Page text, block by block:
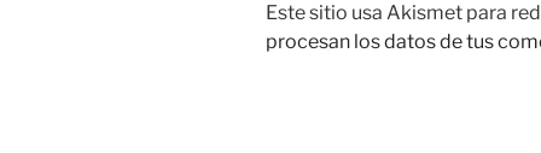
Este sitio usa Akismet para
procesan los datos de tus